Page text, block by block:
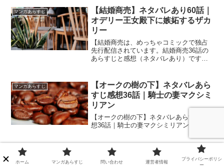
マンガあらすじ
【結婚商売】ネタバレあり60話｜
オデリー王女殿下に嫉妬するザカ
リー
【結婚商売は、めっちゃコミックで独占
先行配信されています。結婚商売36話の
あらすじと感想（ネタバレあり）です。
60話｜オデリー王女殿下に嫉妬するザカ
リー
マンガあらすじ
【オークの樹の下】ネタバレあら
すじ感想36話｜騎士の妻マクシミ
リアン
【オークの樹の下】ネタバレあらすじ感
想36話｜騎士の妻マクシミリアン
マンガあらすじ
【あなたは私におとされたい】
113話｜ノアと似た女性とマッチ
ホーム マンガあらすじ 問い合わせ 運営者情報
プライバシーポリシ
ー